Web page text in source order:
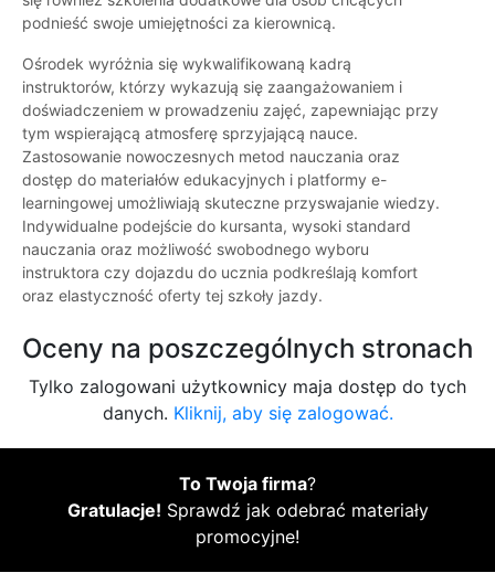
podnieść swoje umiejętności za kierownicą.
Ośrodek wyróżnia się wykwalifikowaną kadrą
instruktorów, którzy wykazują się zaangażowaniem i
doświadczeniem w prowadzeniu zajęć, zapewniając przy
tym wspierającą atmosferę sprzyjającą nauce.
Zastosowanie nowoczesnych metod nauczania oraz
dostęp do materiałów edukacyjnych i platformy e-
learningowej umożliwiają skuteczne przyswajanie wiedzy.
Indywidualne podejście do kursanta, wysoki standard
nauczania oraz możliwość swobodnego wyboru
instruktora czy dojazdu do ucznia podkreślają komfort
oraz elastyczność oferty tej szkoły jazdy.
Oceny na poszczególnych stronach
Tylko zalogowani użytkownicy maja dostęp do tych
danych. Kliknij, aby się zalogować.
To Twoja firma?
Gratulacje! Sprawdź jak odebrać materiały
promocyjne!